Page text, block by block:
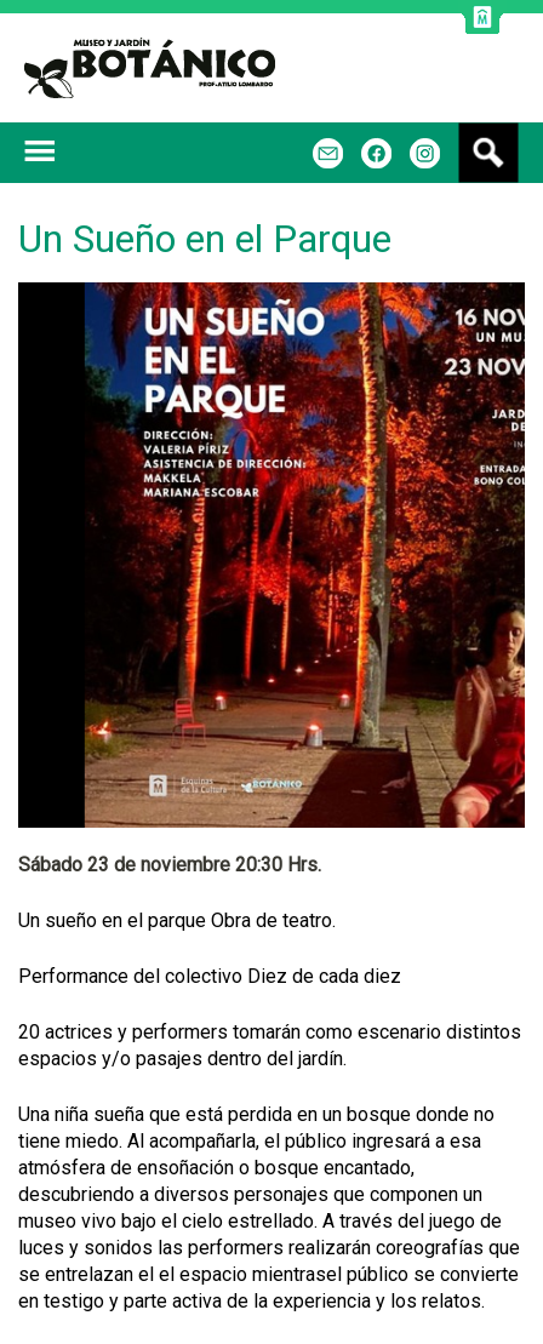
Un Sueño en el Parque
Sábado 23 de noviembre 20:30 Hrs.
Un sueño en el parque Obra de teatro.
Performance del colectivo Diez de cada diez
20 actrices y performers tomarán como escenario distintos
espacios y/o pasajes dentro del jardín.
Una niña sueña que está perdida en un bosque donde no
tiene miedo. Al acompañarla, el público ingresará a esa
atmósfera de ensoñación o bosque encantado,
descubriendo a diversos personajes que componen un
museo vivo bajo el cielo estrellado. A través del juego de
luces y sonidos las performers realizarán coreografías que
se entrelazan el el espacio mientrasel público se convierte
en testigo y parte activa de la experiencia y los relatos.
s